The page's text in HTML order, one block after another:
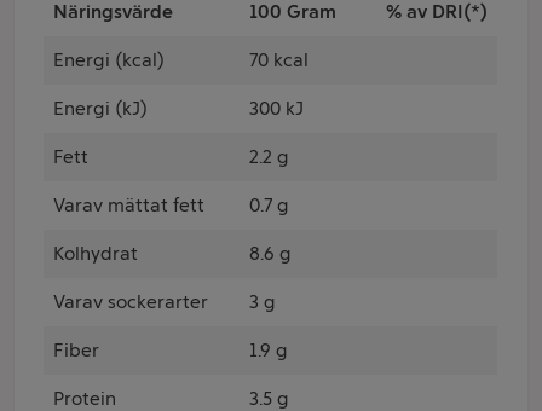
Näringsvärde 100 Gram % av DRI(*)
Energi (kcal) 70 kcal
Energi (kJ) 300 kJ
Fett 2.2 g
Varav mättat fett 0.7 g
Kolhydrat 8.6 g
Varav sockerarter 3 g
Fiber 1.9 g
Protein 3.5 g